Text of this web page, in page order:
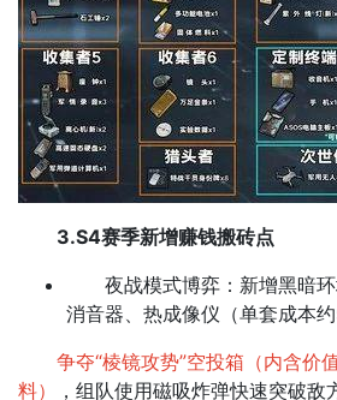
3.S4赛季新增赚钱搬砖点
夜战模式博弈​​：新增黑暗环
消音器、热成像仪（单套成本约
争夺“棱镜攻势”空投箱（内含价
料）
，组队使用磁吸炸弹快速突破